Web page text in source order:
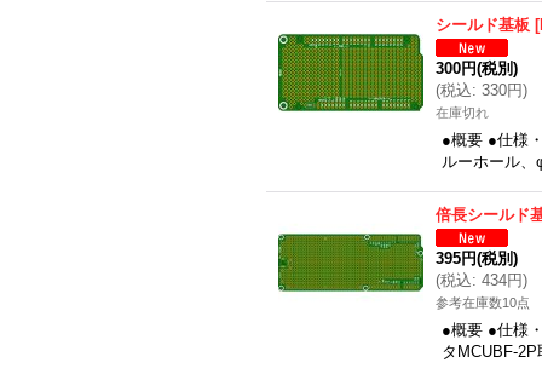
シールド基板 [
300円(税別)
(税込: 330円)
在庫切れ
●概要 ●仕様
ルーホール
倍長シールド
395円(税別)
(税込: 434円)
参考在庫数10点
●概要 ●仕様
タMCUBF-